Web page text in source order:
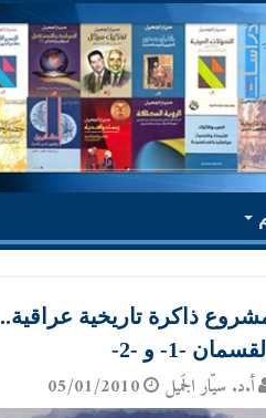
ذاكرة تاريخية عراقية..
القسمان -1- و -2-
أ.د. سيّار الجَميل 05/01/2010